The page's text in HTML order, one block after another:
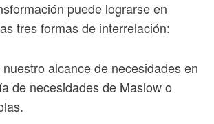
puede lograrse en
tres formas de interrelación:
alcance de necesidades en
de necesidades de Maslow o